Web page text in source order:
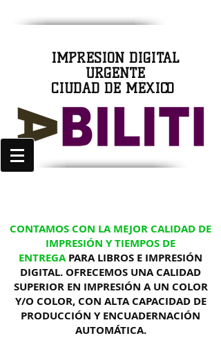
IMPRESIÓN DIGITAL
URGENTE
CIUDAD DE MÉXICO
CONTAMOS CON LA MEJOR CALIDAD DE
IMPRESIÓN Y TIEMPOS DE
ENTREGAPARA LIBROS E IMPRESIÓN
DIGITAL. OFRECEMOS UNA CALIDAD
SUPERIOR EN IMPRESIÓN A UN COLOR
Y/O COLOR, CON ALTA CAPACIDAD DE
PRODUCCIÓN Y ENCUADERNACIÓN
AUTOMÁTICA.